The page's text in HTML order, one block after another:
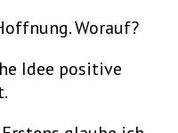
Worauf?
Idee positive